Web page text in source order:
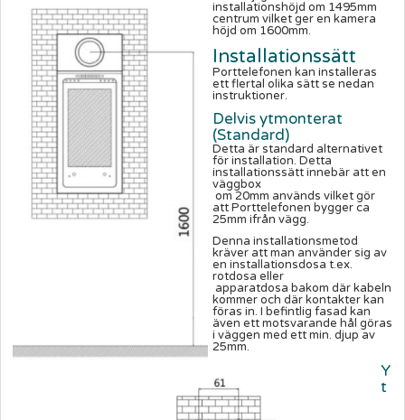
installationshöjd om 1495mm
centrum vilket ger en kamera
höjd om 1600mm.
Installationssätt
Porttelefonen kan installeras
ett flertal olika sätt se nedan
instruktioner.
Delvis ytmonterat
(Standard)
Detta är standard alternativet
för installation. Detta
installationssätt innebär att en
väggbox
om 20mm används vilket gör
att Porttelefonen bygger ca
25mm ifrån vägg.
Denna installationsmetod
kräver att man använder sig av
en installationsdosa t.ex.
rotdosa eller
apparatdosa bakom där kabeln
kommer och där kontakter kan
föras in. I befintlig fasad kan
även ett motsvarande hål göras
i väggen med ett min. djup av
25mm.
Y
t